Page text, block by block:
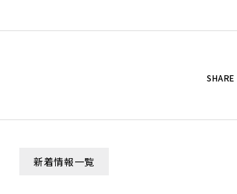
SHARE
新着情報一覧